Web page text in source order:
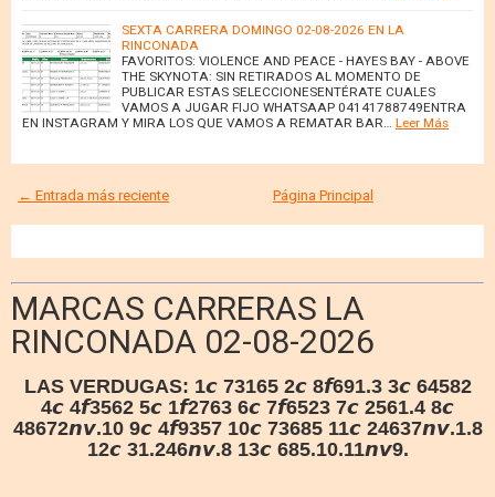
SEXTA CARRERA DOMINGO 02-08-2026 EN LA
RINCONADA
FAVORITOS: VIOLENCE AND PEACE - HAYES BAY - ABOVE
THE SKYNOTA: SIN RETIRADOS AL MOMENTO DE
PUBLICAR ESTAS SELECCIONESENTÉRATE CUALES
VAMOS A JUGAR FIJO WHATSAAP 04141788749ENTRA
EN INSTAGRAM Y MIRA LOS QUE VAMOS A REMATAR BAR…
Leer Más
← Entrada más reciente Página Principal
MARCAS CARRERAS LA
RINCONADA 02-08-2026
LAS VERDUGAS: 1𝙘 73165 2𝙘 8𝙛691.3 3𝙘 64582
4𝙘 4𝙛3562 5𝙘 1𝙛2763 6𝙘 7𝙛6523 7𝙘 2561.4 8𝙘
48672𝙣𝙫.10 9𝙘 4𝙛9357 10𝙘 73685 11𝙘 24637𝙣𝙫.1.8
12𝙘 31.246𝙣𝙫.8 13𝙘 685.10.11𝙣𝙫9.